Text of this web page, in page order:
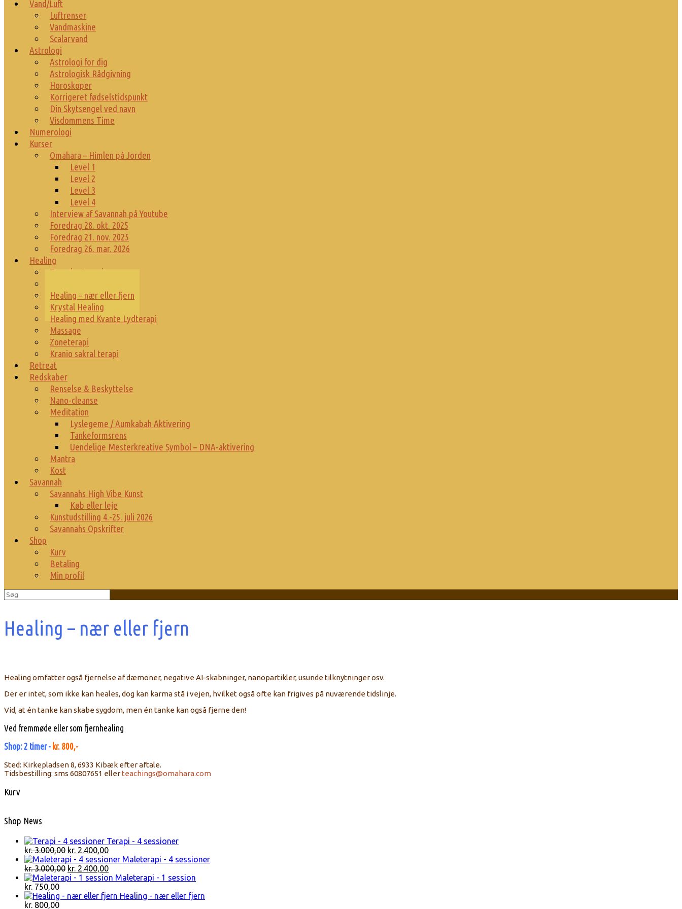
Vand/Luft
Luftrenser
Vandmaskine
Scalarvand
Astrologi
Astrologi for dig
Astrologisk Rådgivning
Horoskoper
Korrigeret fødselstidspunkt
Din Skytsengel ved navn
Visdommens Time
Numerologi
Kurser
Omahara – Himlen på Jorden
Level 1
Level 2
Level 3
Level 4
Interview af Savannah på Youtube
Foredrag 28. okt. 2025
Foredrag 21. nov. 2025
Foredrag 26. mar. 2026
Healing
Terapi – 4 sessioner
Healing – nær eller fjern
Krystal Healing
Healing med Kvante Lydterapi
Massage
Zoneterapi
Kranio sakral terapi
Retreat
Redskaber
Renselse & Beskyttelse
Nano-cleanse
Meditation
Lyslegeme / Aumkabah Aktivering
Tankeformsrens
Uendelige Mesterkreative Symbol – DNA-aktivering
Mantra
Kost
Savannah
Savannahs High Vibe Kunst
Køb eller leje
Kunstudstilling 4.-25. juli 2026
Savannahs Opskrifter
Shop
Kurv
Betaling
Min profil
Søg
efter:
Healing – nær eller fjern
Healing omfatter også fjernelse af dæmoner, negative AI-skabninger, nanopartikler, usunde tilknytninger osv.
Der er intet, som ikke kan heales, dog kan karma stå i vejen, hvilket også ofte kan frigives på nuværende tidslinje.
Vid, at én tanke kan skabe sygdom, men én tanke kan også fjerne den!
Ved fremmøde eller som fjernhealing
Shop: 2 timer - kr. 800,-
Sted: Kirkepladsen 8, 6933 Kibæk efter aftale.
Tidsbestilling: sms 60807651 ellerteachings@omahara.com
Kurv
Shop News
Terapi - 4 sessioner
kr.3.000,00 Den
oprindelige
pris
var:
kr. 2.400,00Den
aktuelle
pris
er:
Maleterapi - 4 sessioner
kr.3.000,00 Den
oprindelige
var:
kr. 2.400,00Den
aktuelle
er:
Maleterapi - 1 session
kr. 750,00
Healing - nær eller fjern
kr. 800,00